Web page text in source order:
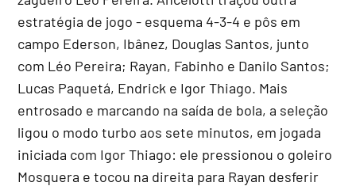
estratégia de jogo - esquema 4-3-4 e pôs em
campo Ederson, Ibânez, Douglas Santos, junto
com Léo Pereira; Rayan, Fabinho e Danilo Santos;
Lucas Paquetá, Endrick e Igor Thiago. Mais
entrosado e marcando na saída de bola, a seleção
ligou o modo turbo aos sete minutos, em jogada
iniciada com Igor Thiago: ele pressionou o goleiro
Mosquera e tocou na direita para Rayan desferir